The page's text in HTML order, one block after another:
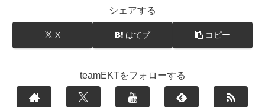
シェアする
X はてブ コピー
teamEKTをフォローする